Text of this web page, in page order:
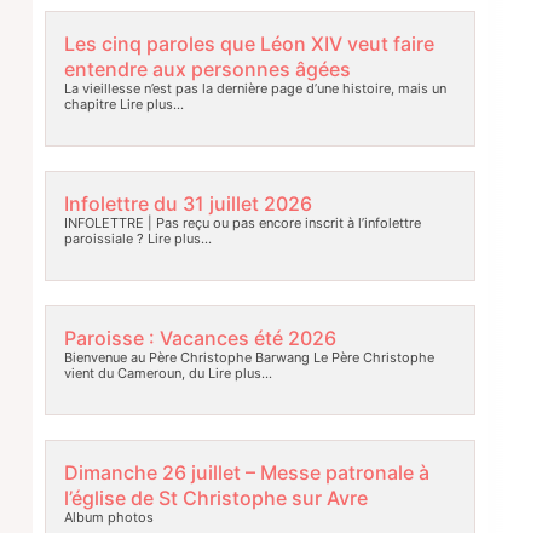
Les cinq paroles que Léon XIV veut faire
entendre aux personnes âgées
La vieillesse n’est pas la dernière page d’une histoire, mais un
chapitreLire plus…
Infolettre du 31 juillet 2026
INFOLETTRE | Pas reçu ou pas encore inscrit à l’infolettre
paroissiale ? Lire plus…
Paroisse : Vacances été 2026
Bienvenue au Père Christophe Barwang Le Père Christophe
vient du Cameroun, duLire plus…
Dimanche 26 juillet – Messe patronale à
l’église de St Christophe sur Avre
Album photos